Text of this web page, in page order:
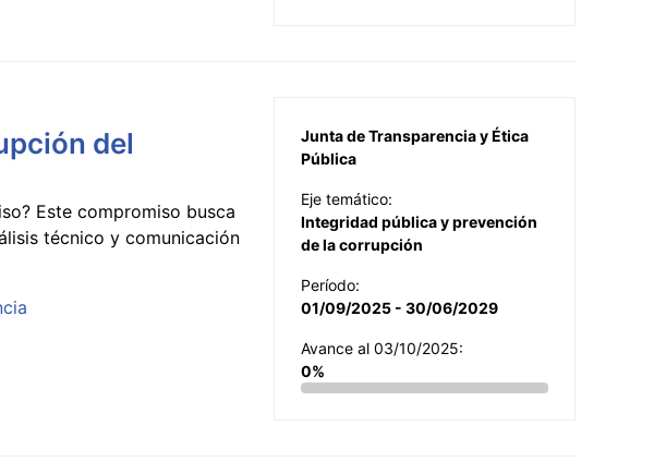
del
Este compromiso busca
técnico y comunicación
Junta de Transparencia y Ética
Pública
Eje temático:
Integridad pública y prevención
de la corrupción
Período:
01/09/2025 - 30/06/2029
Avance al 03/10/2025:
0%